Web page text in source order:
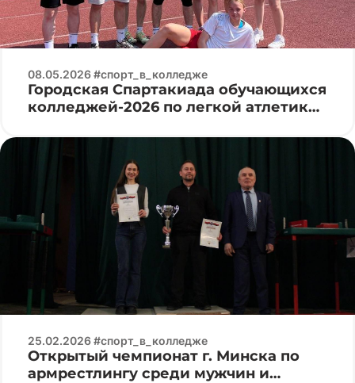
08.05.2026 #спорт_в_колледже
Городская Спартакиада обучающихся
колледжей-2026 по легкой атлетике
25.02.2026 #спорт_в_колледже
Открытый чемпионат г. Минска по
армрестлингу среди мужчин и